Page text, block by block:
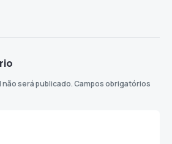
será publicado.Campos obrigatórios